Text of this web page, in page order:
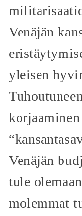
Venäjän
yleisen
korjaaminen
Venäjän
tule
molemmat